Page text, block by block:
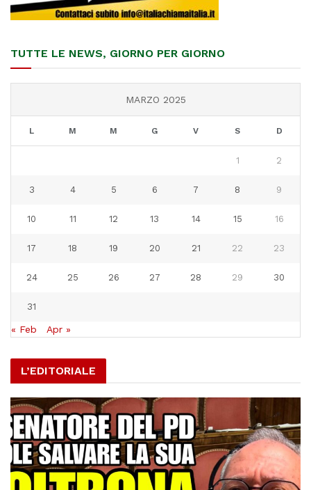
TUTTE LE NEWS, GIORNO PER GIORNO
MARZO 2025
L M M G V S D
1 2
3 4 5 6 7 8 9
10 11 12 13 14 15 16
17 18 19 20 21 22 23
24 25 26 27 28 29 30
31
« Feb Apr »
L’EDITORIALE